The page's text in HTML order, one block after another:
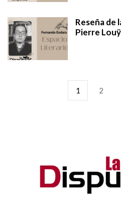
Reseña de
Pierre
1 2